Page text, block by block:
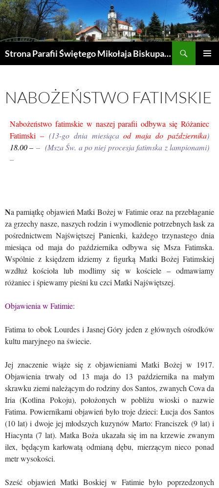
Przejdź
do
treści
Strona Parafii Świętego Mikołaja Biskupa w Żegocinie
NABOŻEŃSTWO FATIMSKIE
Nabożeństwo fatimskie w naszej parafii odbywa się Różaniec
Fatimski – (13-go dnia miesiącaod maja do października)
18.00 – – (Msza Św. a po niej procesja fatimska z lampionami)
–
Na pamiątkę objawień Matki Bożej w Fatimie oraz na przebłaganie
za grzechy nasze, naszych rodzin i wymodlenie potrzebnych łask za
pośrednictwem Najświętszej Panienki, każdego trzynastego dnia
miesiąca od maja do października odbywa się Msza Fatimska.
Wspólnie z księdzem idziemy z figurką Matki Bożej Fatimskiej
wzdłuż kościoła lub modlimy się w kościele – odmawiamy
różaniec i śpiewamy pieśni ku czci Matki Najświętszej.
Objawienia w Fatimie:
Fatima to obok Lourdes i Jasnej Góry jeden z głównych ośrodków
kultu maryjnego na świecie.
Jej znaczenie wiąże się z objawieniami Matki Bożej w 1917.
Objawienia trwały od 13 maja do 13 października na małym
skrawku ziemi należącym do rodziny dos Santos, zwanych Cova da
Iria (Kotlina Pokoju), położonych w pobliżu wioski o nazwie
Fatima. Powiernikami objawień było troje dzieci: Łucja dos Santos
(10 lat) i dwoje jej młodszych kuzynów Marto: Franciszek (9 lat) i
Hiacynta (7 lat). Matka Boża ukazała się im na krzewie zwanym
ilex, będącym karłowatą odmianą dębu, mierzącym nieco ponad
metr wysokości.
Sześć objawień Matki Boskiej w Fatimie było poprzedzonych